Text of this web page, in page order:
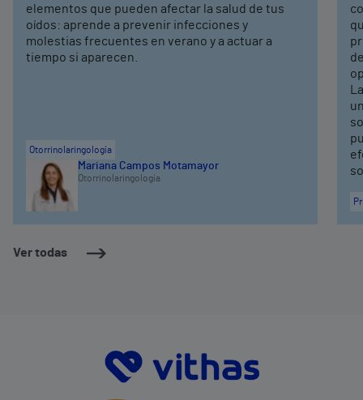
Ver todas
elementos que pueden afectar la salud de tus
oídos: aprende a prevenir infecciones y
molestias frecuentes en verano y a actuar a
tiempo si aparecen.
Otorrinolaringología
Mariana Campos Motamayor
Otorrinolaringología